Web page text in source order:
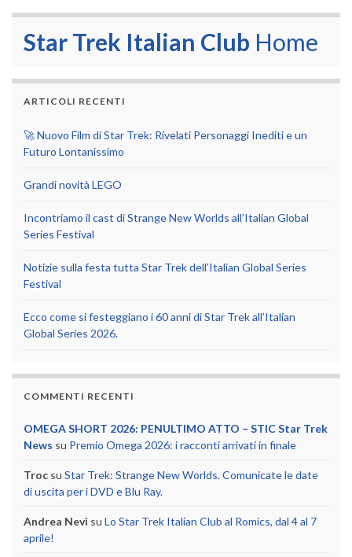
Star Trek Italian Club Home
ARTICOLI RECENTI
🚀 Nuovo Film di Star Trek: Rivelati Personaggi Inediti e un
Futuro Lontanissimo
Grandi novità LEGO
Incontriamo il cast di Strange New Worlds all’Italian Global
Series Festival
Notizie sulla festa tutta Star Trek dell’Italian Global Series
Festival
Ecco come si festeggiano i 60 anni di Star Trek all’Italian
Global Series 2026.
COMMENTI RECENTI
OMEGA SHORT 2026: PENULTIMO ATTO – STIC Star Trek
News su Premio Omega 2026: i racconti arrivati in finale
Troc su Star Trek: Strange New Worlds. Comunicate le date
di uscita per i DVD e Blu Ray.
Andrea Nevi su Lo Star Trek Italian Club al Romics, dal 4 al 7
aprile!